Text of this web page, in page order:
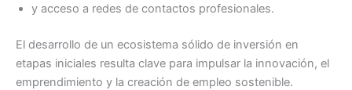
y acceso a redes de contactos profesionales.
El desarrollo de un ecosistema sólido de inversión en
etapas iniciales resulta clave para impulsar la innovación, el
emprendimiento y la creación de empleo sostenible.